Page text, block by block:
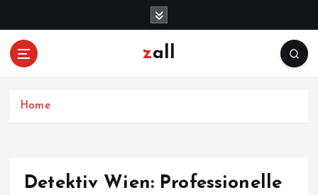
zall
Home
Detektiv Wien: Professionelle